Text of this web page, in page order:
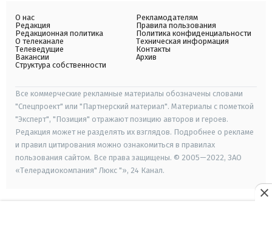
О нас
Редакция
Редакционная политика
О телеканале
Телеведущие
Вакансии
Структура собственности
Рекламодателям
Правила пользования
Политика конфиденциальности
Техническая информация
Контакты
Архив
Все коммерческие рекламные материалы обозначены словами
"Спецпроект" или "Партнерский материал". Материалы с пометкой
"Эксперт", "Позиция" отражают позицию авторов и героев.
Редакция может не разделять их взглядов. Подробнее о рекламе
и правил цитирования можно ознакомиться в правилах
пользования сайтом. Все права защищены. © 2005—2022, ЗАО
«Телерадиокомпания" Люкс "», 24 Канал.